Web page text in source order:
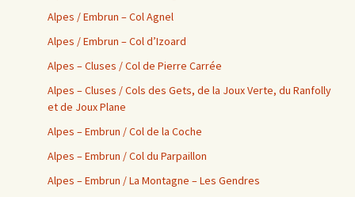
Alpes / Embrun – Col Agnel
Alpes / Embrun – Col d’Izoard
Alpes – Cluses / Col de Pierre Carrée
Alpes – Cluses / Cols des Gets, de la Joux Verte, du Ranfolly
et de Joux Plane
Alpes – Embrun / Col de la Coche
Alpes – Embrun / Col du Parpaillon
Alpes – Embrun / La Montagne – Les Gendres